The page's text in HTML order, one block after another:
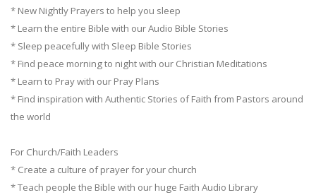
* New Nightly Prayers to help you sleep
* Learn the entire Bible with our Audio Bible Stories
* Sleep peacefully with Sleep Bible Stories
* Find peace morning to night with our Christian Meditations
* Learn to Pray with our Pray Plans
* Find inspiration with Authentic Stories of Faith from Pastors around
the world
For Church/Faith Leaders
* Create a culture of prayer for your church
* Teach people the Bible with our huge Faith Audio Library